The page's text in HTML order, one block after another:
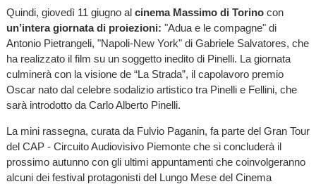
Quindi, giovedì 11 giugno al cinema Massimo di Torinocon
un’intera giornata di proiezioni: "Adua e le compagne" di
Antonio Pietrangeli, "Napoli-New York" di Gabriele Salvatores, che
ha realizzato il film su un soggetto inedito di Pinelli. La giornata
culminerà con la visione de “La Strada”, il capolavoro premio
Oscar nato dal celebre sodalizio artistico tra Pinelli e Fellini, che
sarà introdotto da Carlo Alberto Pinelli.
La mini rassegna, curata da Fulvio Paganin, fa parte del Gran Tour
del CAP - Circuito Audiovisivo Piemonte che si concluderà il
prossimo autunno con gli ultimi appuntamenti che coinvolgeranno
alcuni dei festival protagonisti del Lungo Mese del Cinema